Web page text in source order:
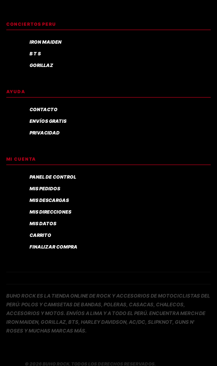
CONCIERTOS PERU
IRON MAIDEN
B T S
GORILLAZ
AYUDA
CONTACTO
ENVÍOS GRATIS
PRIVACIDAD
MI CUENTA
PANEL DE CONTROL
MIS PEDIDOS
MIS DESCARGAS
MIS DIRECCIONES
MIS DATOS
CARRITO
FINALIZAR COMPRA
BUHO ROCK ES LA TIENDA ONLINE DE ROCK Y ACCESORIOS DE MOTOCICLISTAS DEL
PERÚ: POLOS Y CAMISETAS DE BANDAS, POLERAS, CASACAS, CHALECOS,
ACCESORIOS Y MOTOS. ENVÍOS A LIMA Y A TODO EL PERÚ. ENCUENTRA MERCH DE
IRON MAIDEN, GORILLAZ, BTS, HARLEY DAVIDSON, AC/DC, SLIPKNOT, GUNS N'
ROSES Y MUCHAS MARCAS MÁS.
© 2026 BUHO ROCK. TODOS LOS DERECHOS RESERVADOS.